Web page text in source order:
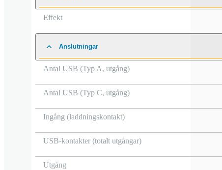
Effekt
Anslutningar
Antal USB (Typ A, utgång)
Antal USB (Typ C, utgång)
Ingång (laddningskontakt)
USB-kontakter (totalt utgångar)
Utgång